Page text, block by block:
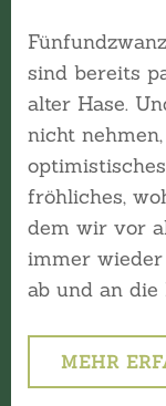
sind bereits
alter Hase.
nicht
fröhliches,
dem wir vor
immer
ab und an die
MEHR